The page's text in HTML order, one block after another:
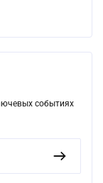
событиях